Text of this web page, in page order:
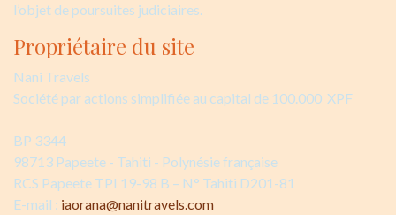
l’objet de poursuites judiciaires.
Propriétaire du site
Nani Travels
Société par actions simplifiée au capital de 100.000 XPF
BP 3344
98713 Papeete - Tahiti - Polynésie française
RCS Papeete TPI 19-98 B – N° Tahiti D201-81
E-mail : iaorana@nanitravels.com